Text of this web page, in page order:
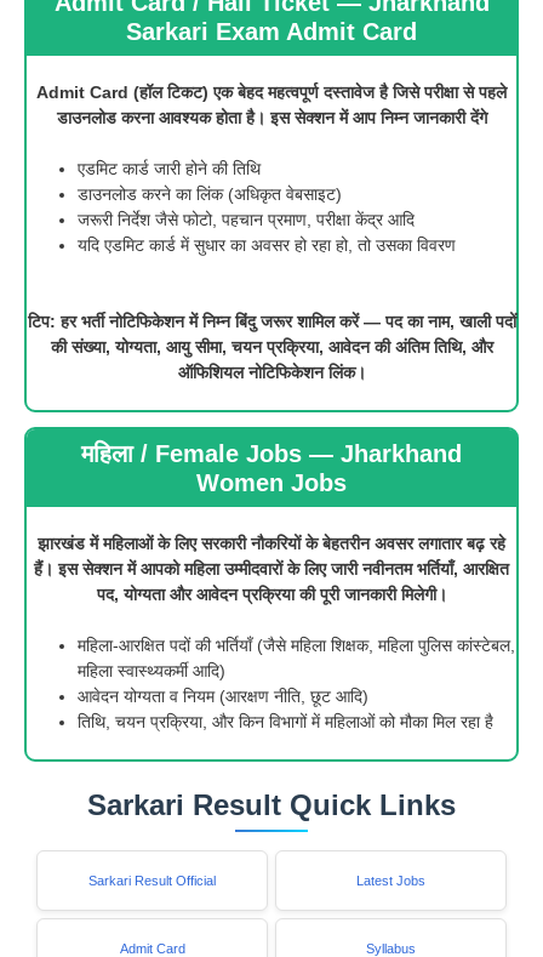
Sarkari Exam Admit Card
Admit Card (हॉल टिकट) एक बेहद महत्वपूर्ण दस्तावेज है जिसे परीक्षा से पहले
डाउनलोड करना आवश्यक होता है। इस सेक्शन में आप निम्न जानकारी देंगे
एडमिट कार्ड जारी होने की तिथि
डाउनलोड करने का लिंक (अधिकृत वेबसाइट)
जरूरी निर्देश जैसे फोटो, पहचान प्रमाण, परीक्षा केंद्र आदि
यदि एडमिट कार्ड में सुधार का अवसर हो रहा हो, तो उसका विवरण
टिप: हर भर्ती नोटिफिकेशन में निम्न बिंदु जरूर शामिल करें — पद का नाम, खाली पदों
की संख्या, योग्यता, आयु सीमा, चयन प्रक्रिया, आवेदन की अंतिम तिथि, और
ऑफिशियल नोटिफिकेशन लिंक।
महिला / Female Jobs — Jharkhand
Women Jobs
झारखंड में महिलाओं के लिए सरकारी नौकरियों के बेहतरीन अवसर लगातार बढ़ रहे
हैं। इस सेक्शन में आपको महिला उम्मीदवारों के लिए जारी नवीनतम भर्तियाँ, आरक्षित
पद, योग्यता और आवेदन प्रक्रिया की पूरी जानकारी मिलेगी।
महिला-आरक्षित पदों की भर्तियाँ (जैसे महिला शिक्षक, महिला पुलिस कांस्टेबल,
महिला स्वास्थ्यकर्मी आदि)
आवेदन योग्यता व नियम (आरक्षण नीति, छूट आदि)
तिथि, चयन प्रक्रिया, और किन विभागों में महिलाओं को मौका मिल रहा है
Sarkari Result Quick Links
Sarkari Result Official Latest Jobs
Admit Card Syllabus